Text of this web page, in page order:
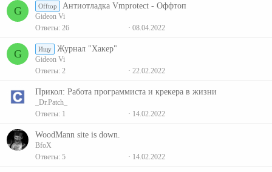
G Offtop Антиотладка Vmprotect - Оффтоп
Gideon Vi
Ответы 26 08.04.2022
G Ищу Журнал "Хакер"
Gideon Vi
Ответы 2 22.02.2022
Прикол: Работа программиста и крекера в жизни
_Dr.Patch_
Ответы 1 14.02.2022
WoodMann site is down.
BfoX
Ответы 5 14.02.2022